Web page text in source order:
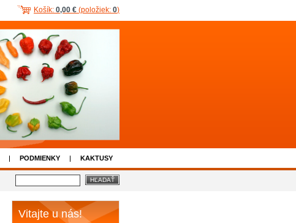
PODMIENKY KAKTUSY
Vitajte u nás!
Košík: 0,00 € (položiek: 0)